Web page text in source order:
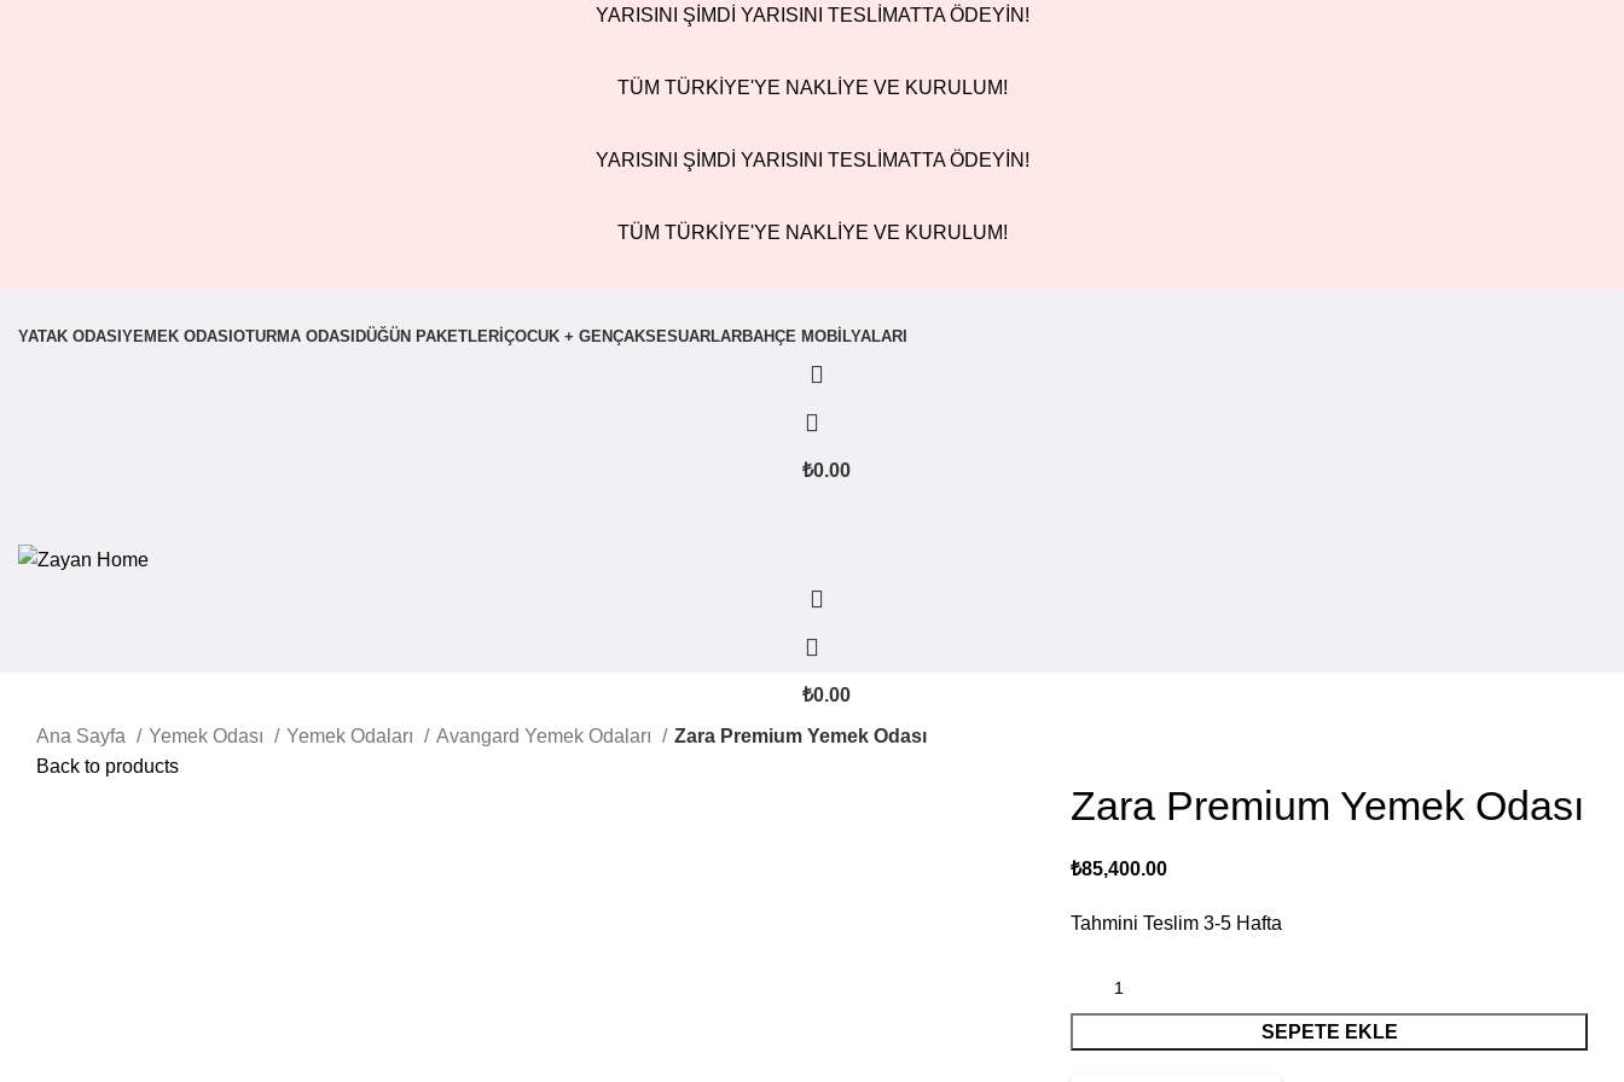
YARISINI ŞİMDİ YARISINI TESLİMATTA ÖDEYİN!
TÜM TÜRKİYE'YE NAKLİYE VE KURULUM!
YARISINI ŞİMDİ YARISINI TESLİMATTA ÖDEYİN!
TÜM TÜRKİYE'YE NAKLİYE VE KURULUM!
YATAK ODASI YEMEK ODASI OTURMA ODASI DÜĞÜN PAKETLERI ÇOCUK + GENÇAKSESUARLARBAHÇE MOBILYALARI
₺0.00
₺0.00
Ana Sayfa
Yemek Odası Yemek Odaları Avangard Yemek Odaları
Zara Premium Yemek Odası
Back to products
Zara Premium Yemek Odası
₺85,400.00
Tahmini Teslim 3-5 Hafta
SEPETE EKLE